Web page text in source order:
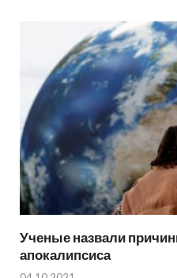
Ученые назвали
апокалипсиса